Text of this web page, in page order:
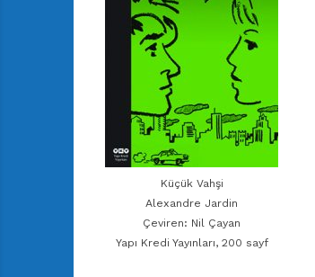
Küçük Vahşi
Alexandre Jardin
Çeviren: Nil Çayan
Yapı Kredi Yayınları, 200 sayf